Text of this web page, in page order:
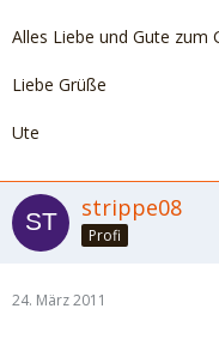
Alles Liebe und Gute zum
Liebe Grüße
Ute
strippe08
Profi
24. März 2011